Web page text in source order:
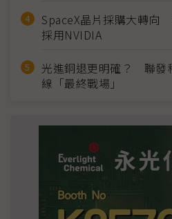
SpaceX晶片採購大轉向
採用NVIDIA
光進銅退更明確？ 聯發
線「最終戰場」